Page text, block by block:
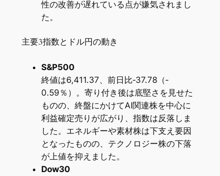
性の改善が遅れている点が嫌気されまし
た。
主要3指数とドル円の動き
S&P500
終値は6,411.37、前日比‐37.78（‐
0.59％）。寄り付き後は底堅さを見せた
ものの、終盤にかけてAI関連株を中心に
利益確定売りが広がり、指数は反落しま
した。エネルギーや素材株は下支え要因
となったものの、テクノロジー株の下落
が上値を抑えました。
Dow30